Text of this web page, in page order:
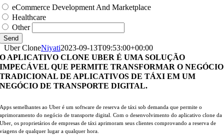
eCommerce Development And Marketplace
Healthcare
Other
Send
Uber CloneNiyati2023-09-13T09:53:00+00:00
O APLICATIVO CLONE UBER É UMA SOLUÇÃO
IMPECÁVEL QUE PERMITE TRANSFORMAR O NEGÓCIO
TRADICIONAL DE APLICATIVOS DE TÁXI EM UM
NEGÓCIO DE TRANSPORTE DIGITAL.
Apps semelhantes ao Uber é um software de reserva de táxi sob demanda que permite o
aprimoramento do negócio de transporte digital. Com o desenvolvimento do aplicativo clone da
Uber, os proprietários de empresas de táxi aprimoram seus clientes comprovando a reserva de
viagens de qualquer lugar a qualquer hora.